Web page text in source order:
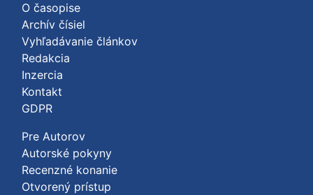
O časopise
Archív čísiel
Vyhľadávanie článkov
Redakcia
Inzercia
Kontakt
GDPR
Pre Autorov
Autorské pokyny
Recenzné konanie
Otvorený prístup